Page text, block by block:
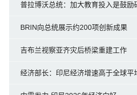
普拉博沃总统：加大教育投入是鼓励
BRIN向总统展示约200项创新成果
吉布兰视察亚齐灾后桥梁重建工作
经济部长：印尼经济增速高于全球平